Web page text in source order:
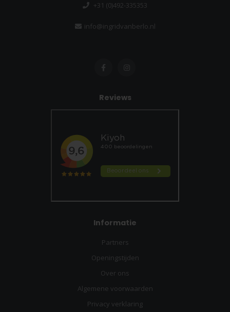
+31 (0)492-335353
info@ingridvanberlo.nl
Reviews
Informatie
Partners
Openingstijden
Over ons
Algemene voorwaarden
Privacy verklaring